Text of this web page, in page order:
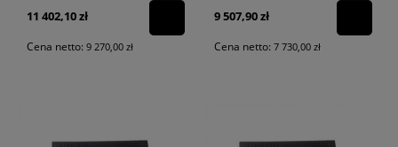
11 402,10 zł
Cena netto: 9 270,00 zł
9 507,90 zł
Cena netto: 7 730,00 zł